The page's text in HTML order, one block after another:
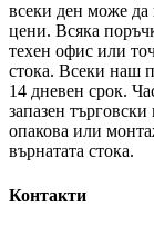
всеки ден може
цени. Всяка
техен офис или
стока. Всеки наш
14 дневен срок.
запазен
опакова или
върнатата стока.
Контакти